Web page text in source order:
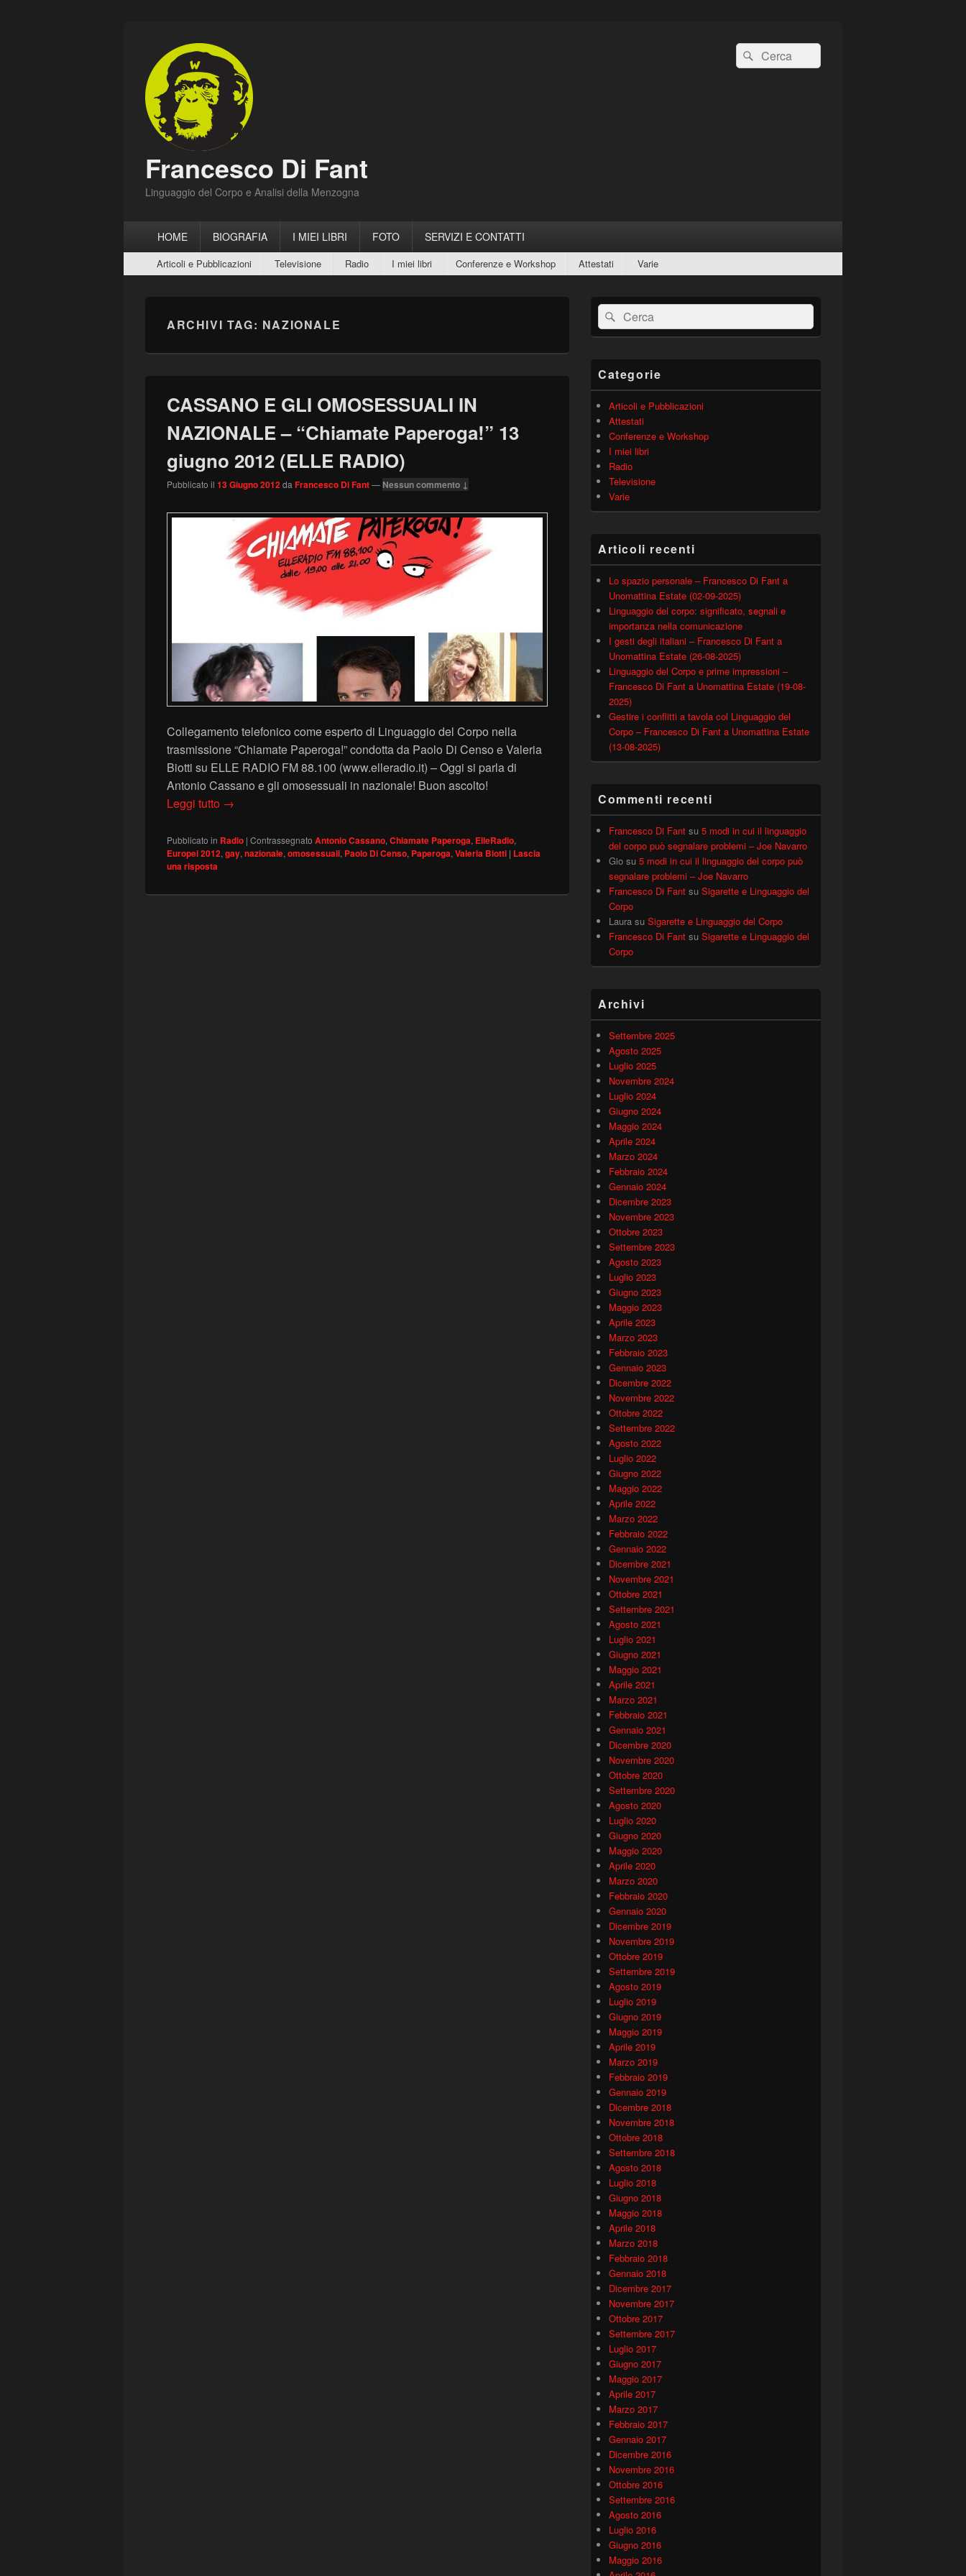
Francesco Di Fant
Linguaggio del Corpo e Analisi della Menzogna
Cerca:Cerca
principaleHOME BIOGRAFIA I MIEI LIBRI FOTO SERVIZI E CONTATTI
secondario
Articoli e Pubblicazioni Televisione Radio I miei libri Conferenze e Workshop Attestati Varie
ARCHIVI TAG: NAZIONALE
CASSANO E GLI OMOSESSUALI IN
NAZIONALE – “Chiamate Paperoga!” 13
giugno 2012 (ELLE RADIO)
Pubblicato il 13 Giugno 2012da Francesco Di Fant— Nessun commento ↓
Collegamento telefonico come esperto di Linguaggio del Corpo nella
trasmissione “Chiamate Paperoga!” condotta da Paolo Di Censo e Valeria
Biotti su ELLE RADIO FM 88.100 (www.elleradio.it) – Oggi si parla di
Antonio Cassano e gli omosessuali in nazionale! Buon ascolto!
Leggi tutto CASSANO E GLI OMOSESSUALI IN NAZIONALE – “Chiamate Paperoga!” 13 giugno 2012 (ELLE RADIO)
→
Pubblicato in Radio | Contrassegnato Antonio Cassano, Chiamate Paperoga, ElleRadio,
Europei 2012, gay, nazionale, omosessuali, Paolo Di Censo, Paperoga, Valeria Biotti | Lascia
una risposta
Area
widget
barra
laterale
Cerca:Cerca
Categorie
Articoli e Pubblicazioni
Attestati
Conferenze e Workshop
I miei libri
Radio
Televisione
Varie
Articoli recenti
Lo spazio personale – Francesco Di Fant a
Unomattina Estate (02-09-2025)
Linguaggio del corpo: significato, segnali e
importanza nella comunicazione
I gesti degli italiani – Francesco Di Fant a
Unomattina Estate (26-08-2025)
Linguaggio del Corpo e prime impressioni –
Francesco Di Fant a Unomattina Estate (19-08-
2025)
Gestire i conflitti a tavola col Linguaggio del
Corpo – Francesco Di Fant a Unomattina Estate
(13-08-2025)
Commenti recenti
Francesco Di Fant su 5 modi in cui il linguaggio
del corpo può segnalare problemi – Joe Navarro
Gio su 5 modi in cui il linguaggio del corpo può
segnalare problemi – Joe Navarro
Francesco Di Fant su Sigarette e Linguaggio del
Corpo
Laura su Sigarette e Linguaggio del Corpo
Francesco Di Fant su Sigarette e Linguaggio del
Corpo
Archivi
Settembre 2025
Agosto 2025
Luglio 2025
Novembre 2024
Luglio 2024
Giugno 2024
Maggio 2024
Aprile 2024
Marzo 2024
Febbraio 2024
Gennaio 2024
Dicembre 2023
Novembre 2023
Ottobre 2023
Settembre 2023
Agosto 2023
Luglio 2023
Giugno 2023
Maggio 2023
Aprile 2023
Marzo 2023
Febbraio 2023
Gennaio 2023
Dicembre 2022
Novembre 2022
Ottobre 2022
Settembre 2022
Agosto 2022
Luglio 2022
Giugno 2022
Maggio 2022
Aprile 2022
Marzo 2022
Febbraio 2022
Gennaio 2022
Dicembre 2021
Novembre 2021
Ottobre 2021
Settembre 2021
Agosto 2021
Luglio 2021
Giugno 2021
Maggio 2021
Aprile 2021
Marzo 2021
Febbraio 2021
Gennaio 2021
Dicembre 2020
Novembre 2020
Ottobre 2020
Settembre 2020
Agosto 2020
Luglio 2020
Giugno 2020
Maggio 2020
Aprile 2020
Marzo 2020
Febbraio 2020
Gennaio 2020
Dicembre 2019
Novembre 2019
Ottobre 2019
Settembre 2019
Agosto 2019
Luglio 2019
Giugno 2019
Maggio 2019
Aprile 2019
Marzo 2019
Febbraio 2019
Gennaio 2019
Dicembre 2018
Novembre 2018
Ottobre 2018
Settembre 2018
Agosto 2018
Luglio 2018
Giugno 2018
Maggio 2018
Aprile 2018
Marzo 2018
Febbraio 2018
Gennaio 2018
Dicembre 2017
Novembre 2017
Ottobre 2017
Settembre 2017
Luglio 2017
Giugno 2017
Maggio 2017
Aprile 2017
Marzo 2017
Febbraio 2017
Gennaio 2017
Dicembre 2016
Novembre 2016
Ottobre 2016
Settembre 2016
Agosto 2016
Luglio 2016
Giugno 2016
Maggio 2016